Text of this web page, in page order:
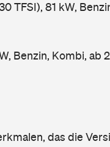
TFSI), 81 kW,
Benzin, Kombi, ab
das die